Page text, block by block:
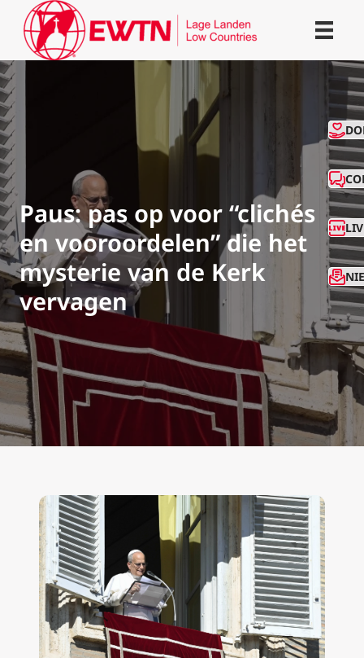
Paus: pas op voor “clichés
en vooroordelen” die het
mysterie van de Kerk
vervagen